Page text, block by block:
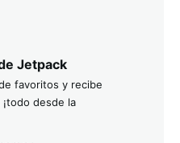
Jetpack
favoritos y recibe
desde la